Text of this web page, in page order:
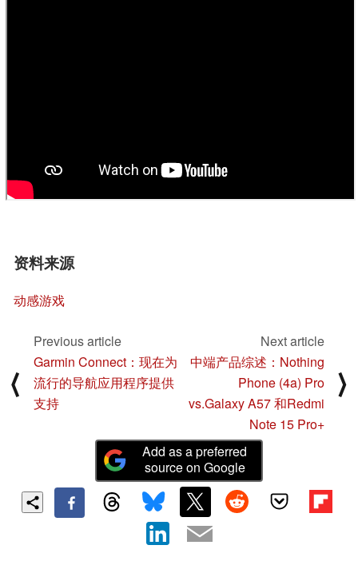
资料来源
动感游戏
⟨
Previous article
Garmin Connect：现在为
流行的导航应用程序提供
支持
Next article
中端产品综述：Nothing
Phone (4a) Pro
vs.Galaxy A57 和Redmi
Note 15 Pro+
⟩
Add as a preferred
source on Google